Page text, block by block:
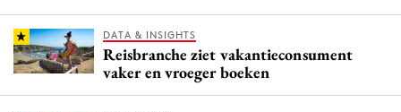
DATA & INSIGHTS
Reisbranche ziet vakantieconsument
vaker en vroeger boeken